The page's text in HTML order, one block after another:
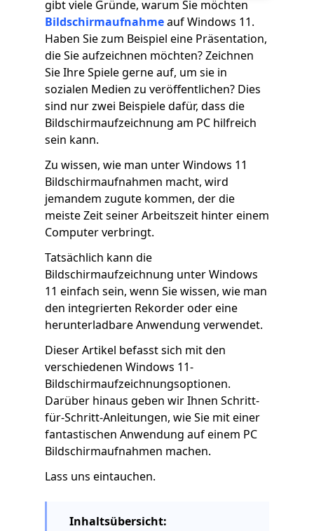
gibt viele Gründe, warum Sie möchten
Bildschirmaufnahmeauf Windows 11.
Haben Sie zum Beispiel eine Präsentation,
die Sie aufzeichnen möchten? Zeichnen
Sie Ihre Spiele gerne auf, um sie in
sozialen Medien zu veröffentlichen? Dies
sind nur zwei Beispiele dafür, dass die
Bildschirmaufzeichnung am PC hilfreich
sein kann.
Zu wissen, wie man unter Windows 11
Bildschirmaufnahmen macht, wird
jemandem zugute kommen, der die
meiste Zeit seiner Arbeitszeit hinter einem
Computer verbringt.
Tatsächlich kann die
Bildschirmaufzeichnung unter Windows
11 einfach sein, wenn Sie wissen, wie man
den integrierten Rekorder oder eine
herunterladbare Anwendung verwendet.
Dieser Artikel befasst sich mit den
verschiedenen Windows 11-
Bildschirmaufzeichnungsoptionen.
Darüber hinaus geben wir Ihnen Schritt-
für-Schritt-Anleitungen, wie Sie mit einer
fantastischen Anwendung auf einem PC
Bildschirmaufnahmen machen.
Lass uns eintauchen.
Inhaltsübersicht: